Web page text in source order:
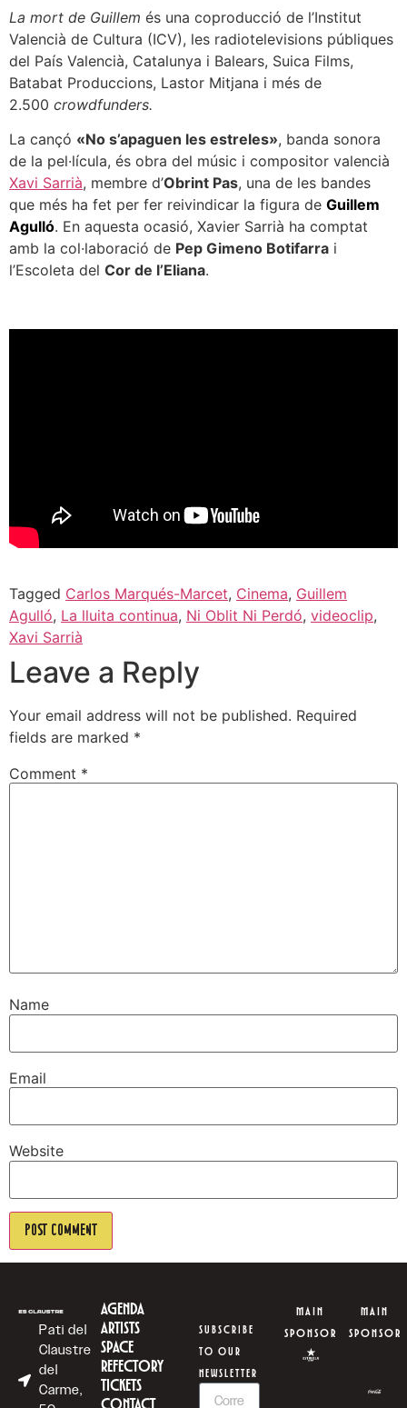
La mort de Guillem és una coproducció de l’Institut
Valencià de Cultura (ICV), les radiotelevisions públiques
del País Valencià, Catalunya i Balears, Suica Films,
Batabat Produccions, Lastor Mitjana i més de
2.500 crowdfunders.
La cançó «No s’apaguen les estreles», banda sonora
de la pel·lícula, és obra del músic i compositor valencià
Xavi Sarrià, membre d’Obrint Pas, una de les bandes
que més ha fet per fer reivindicar la figura de Guillem
Agulló. En aquesta ocasió, Xavier Sarrià ha comptat
amb la col·laboració de Pep Gimeno Botifarra i
l’Escoleta del Cor de l’Eliana.
Tagged Carlos Marqués-Marcet, Cinema, Guillem
Agulló, La lluita continua, Ni Oblit Ni Perdó, videoclip,
Xavi Sarrià
Leave a Reply
Your email address will not be published. Required
fields are marked *
Comment *
Name
Email
Website
Pati del
Claustre
del
Carme,
AGENDA
ARTISTS
SPACE
REFECTORY
TICKETS
SUBSCRIBE
TO OUR
NEWSLETTER
MAIN
SPONSOR
MAIN
SPONSOR